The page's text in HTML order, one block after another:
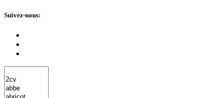
Suivez-nous: